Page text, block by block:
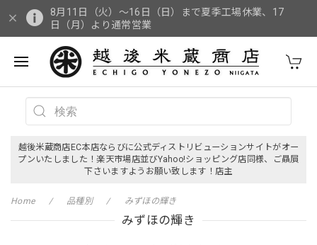
8月11日（火）～16日（日）まで夏季工場休業、17
日（月）より通常営業
越後米蔵商店EC本店ならびに公式ディストリビューションサイトがオー
プンいたしました！楽天市場店並びYahoo!ショッピング店同様、ご贔屓
下さいますようお願い致します！店主
Home 品種別 みずほの輝き
みずほの輝き